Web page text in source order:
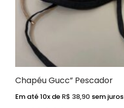
Chapéu Gucc” Pescador
Em até 10x de R$ 38,90 sem juros